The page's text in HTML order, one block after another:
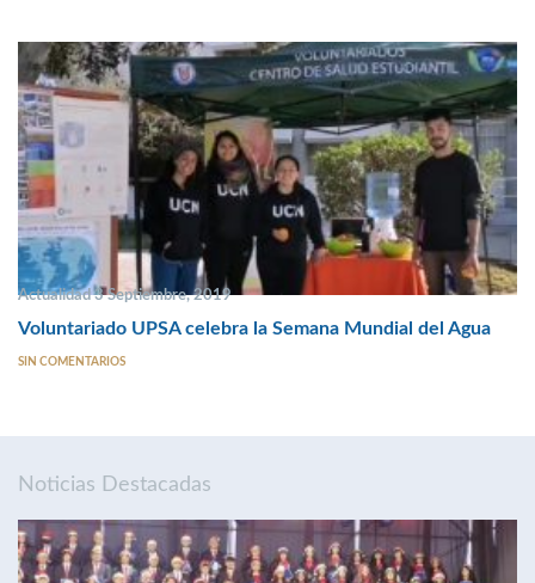
Actualidad 3 Septiembre, 2019
Voluntariado UPSA celebra la Semana Mundial del Agua
SIN COMENTARIOS
Noticias Destacadas